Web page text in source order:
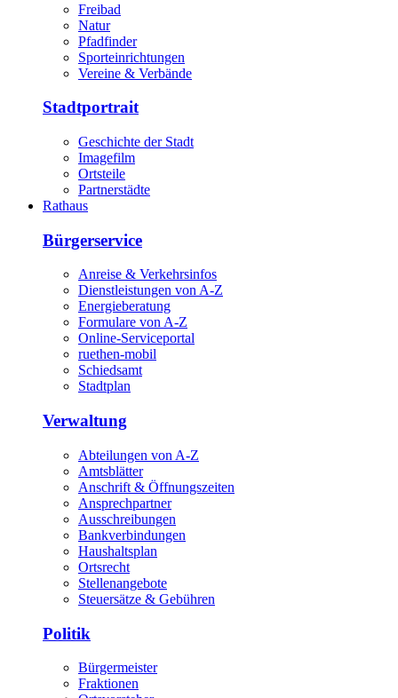
Freibad
Natur
Pfadfinder
Sporteinrichtungen
Vereine & Verbände
Stadtportrait
Geschichte der Stadt
Imagefilm
Ortsteile
Partnerstädte
Rathaus
Bürgerservice
Anreise & Verkehrsinfos
Dienstleistungen von A-Z
Energieberatung
Formulare von A-Z
Online-Serviceportal
ruethen-mobil
Schiedsamt
Stadtplan
Verwaltung
Abteilungen von A-Z
Amtsblätter
Anschrift & Öffnungszeiten
Ansprechpartner
Ausschreibungen
Bankverbindungen
Haushaltsplan
Ortsrecht
Stellenangebote
Steuersätze & Gebühren
Politik
Bürgermeister
Fraktionen